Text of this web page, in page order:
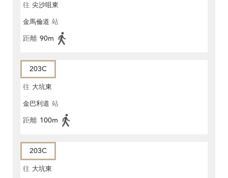
往 尖沙咀東
金馬倫道 站
距離 90m
203C
往 大坑東
金巴利道 站
距離 100m
203C
往 大坑東